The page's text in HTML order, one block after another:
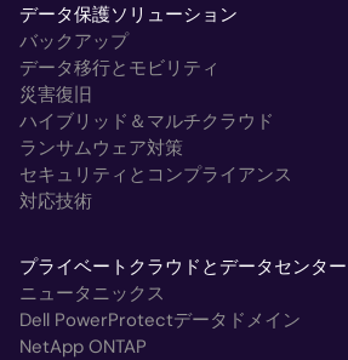
データ保護ソリューション
バックアップ
データ移行とモビリティ
災害復旧
ハイブリッド＆マルチクラウド
ランサムウェア対策
セキュリティとコンプライアンス
対応技術
プライベートクラウドとデータセンター
ニュータニックス
Dell PowerProtectデータドメイン
NetApp ONTAP